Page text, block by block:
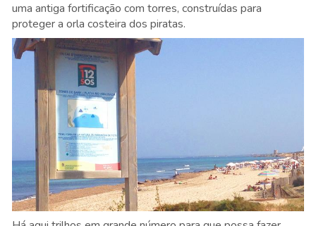
uma antiga fortificação com torres, construídas para
proteger a orla costeira dos piratas.